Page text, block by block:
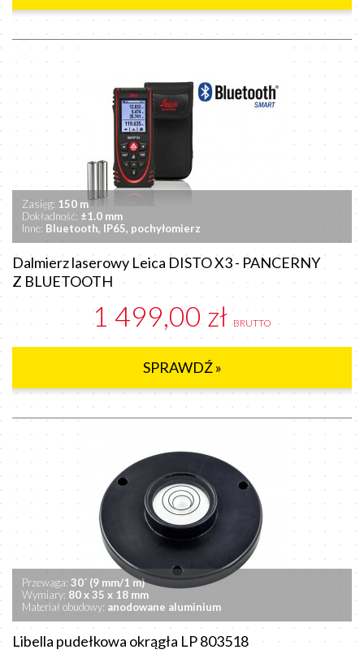
Zasięg: 150 m
Dokładność: ±1.0 mm
Inne: Bluetooth, IP65, pochyłomierz
Dalmierz laserowy Leica DISTO X3 - PANCERNY
Z BLUETOOTH
1 499,00 zł BRUTTO
SPRAWDŹ »
Przewaga: 30´ (9 mm/1 m)
Wymiary: 80 x 35 x 18 mm
Materiał obudowy: anodowane aluminium
Libella pudełkowa okrągła LP 803518